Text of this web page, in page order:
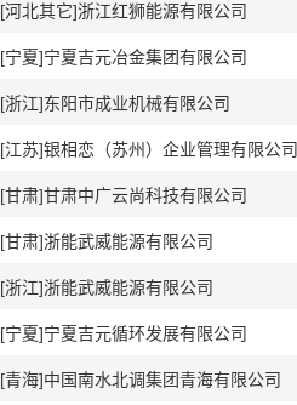
[河北其它]浙江红狮能源有限公司
[宁夏]宁夏吉元冶金集团有限公司
[浙江]东阳市成业机械有限公司
[江苏]银相恋（苏州）企业管理有限公司
[甘肃]甘肃中广云尚科技有限公司
[甘肃]浙能武威能源有限公司
[浙江]浙能武威能源有限公司
[宁夏]宁夏吉元循环发展有限公司
[青海]中国南水北调集团青海有限公司